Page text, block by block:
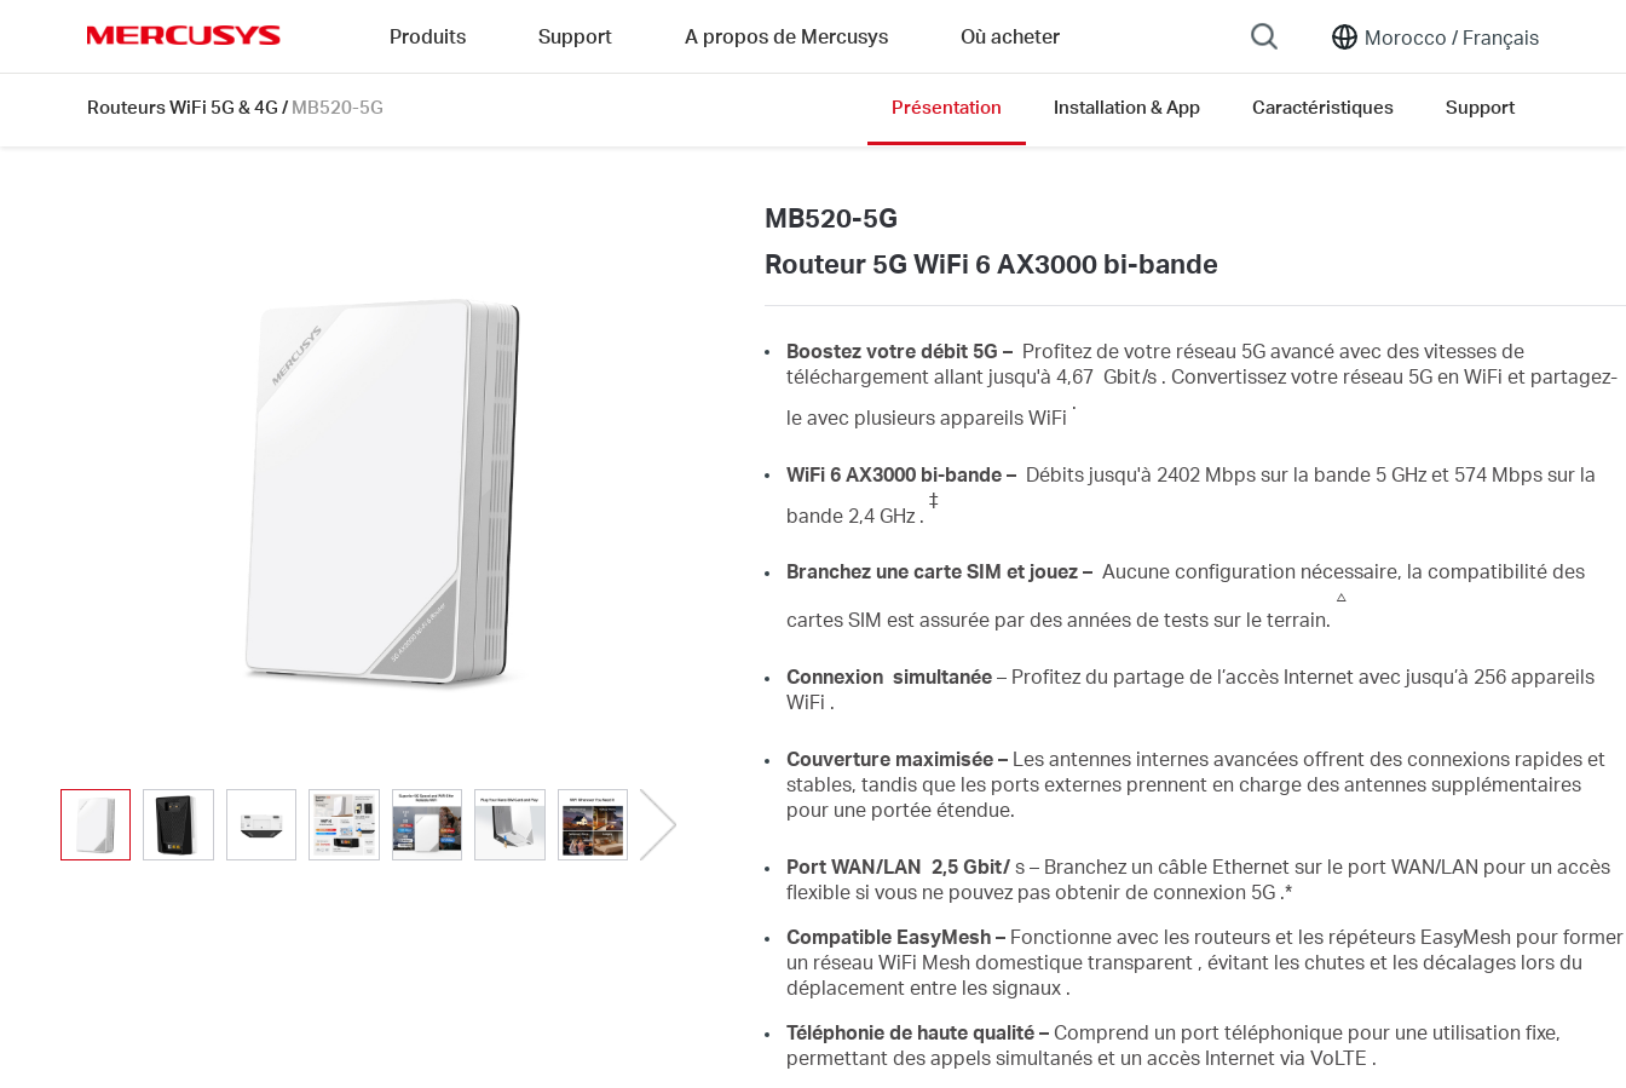
Morocco / Français
Produits Support A propos de Mercusys Où acheter
Routeurs WiFi 5G & 4G / MB520-5G Présentation Installation & App Caractéristiques Support
MB520-5G
Routeur 5G WiFi 6 AX3000 bi-bande
Boostezvotre débit 5G – Profitez de votre réseau 5G avancé avec des vitesses de
téléchargement allant jusqu'à 4,67 Gbit/s . Convertissezvotre réseau 5Gen WiFi et partagez-
le avec plusieursappareilsWiFi
.
WiFi6 AX3000 bi-bande – Débits jusqu'à 2402 Mbps sur la bande 5 GHz et 574 Mbps sur la
bande 2,4 GHz .
‡
Branchez une carte SIM et jouez – Aucune configuration nécessaire, la compatibilité des
cartes SIM est assurée par des années de tests sur le terrain.
△
Connexion simultanée– Profitez du partage de l’accès Internet avec jusqu’à 256appareils
WiFi .
Couverture maximisée–Les antennes internesavancéesoffrentdes connexions rapides et
stables, tandis que les ports externes prennent en charge des antennes supplémentaires
pour une portée étendue.
PortWAN/LAN 2,5Gbit/s – Branchez un câble Ethernet sur le portWAN/LAN pour un accès
flexible si vous ne pouvez pas obtenir deconnexion 5G .*
Compatible EasyMesh – Fonctionne avec les routeurs et les répéteurs EasyMesh pour former
un réseau WiFi Mesh domestique transparent , évitant les chutes et les décalages lors du
déplacement entre les signaux .
Téléphonie de haute qualité –Comprend un port téléphonique pour une utilisation fixe,
permettant des appels simultanés et un accès Internet via VoLTE .